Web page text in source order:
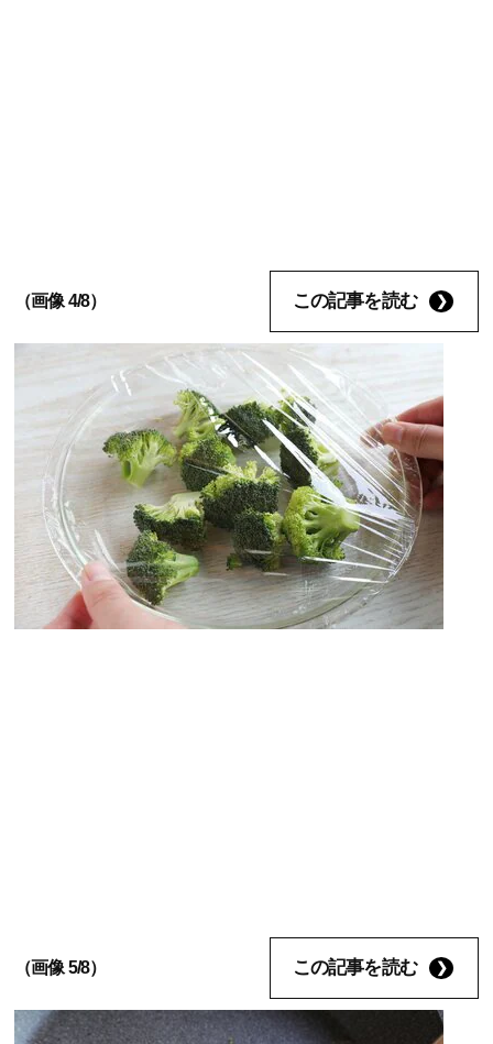
（画像 4/8） この記事を読む
（画像 5/8） この記事を読む